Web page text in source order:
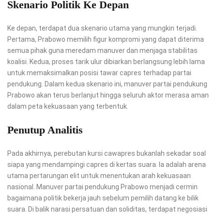
Skenario Politik Ke Depan
Ke depan, terdapat dua skenario utama yang mungkin terjadi.
Pertama, Prabowo memilih figur kompromi yang dapat diterima
semua pihak guna meredam manuver dan menjaga stabilitas
koalisi. Kedua, proses tarik ulur dibiarkan berlangsung lebih lama
untuk memaksimalkan posisi tawar capres terhadap partai
pendukung. Dalam kedua skenario ini, manuver partai pendukung
Prabowo akan terus berlanjut hingga seluruh aktor merasa aman
dalam peta kekuasaan yang terbentuk.
Penutup Analitis
Pada akhirnya, perebutan kursi cawapres bukanlah sekadar soal
siapa yang mendampingi capres di kertas suara. Ia adalah arena
utama pertarungan elit untuk menentukan arah kekuasaan
nasional. Manuver partai pendukung Prabowo menjadi cermin
bagaimana politik bekerja jauh sebelum pemilih datang ke bilik
suara. Di balik narasi persatuan dan soliditas, terdapat negosiasi